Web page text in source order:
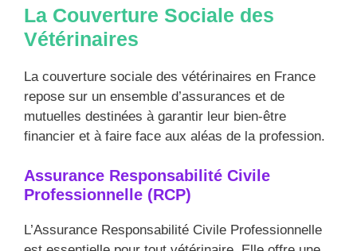
La Couverture Sociale des
Vétérinaires
La couverture sociale des vétérinaires en France
repose sur un ensemble d’assurances et de
mutuelles destinées à garantir leur bien-être
financier et à faire face aux aléas de la profession.
Assurance Responsabilité Civile
Professionnelle (RCP)
L’Assurance Responsabilité Civile Professionnelle